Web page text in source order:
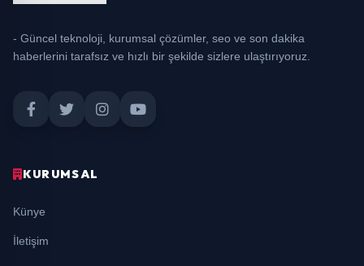
- Güncel teknoloji, kurumsal çözümler, seo ve son dakika
haberlerini tarafsız ve hızlı bir şekilde sizlere ulaştırıyoruz.
KURUMSAL
Künye
İletişim